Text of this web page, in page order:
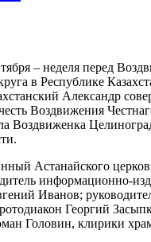
– неделя перед
в Республике
Александр
Воздвижения
Воздвиженка
Астанайского
информационно-
Иванов;
Георгий
Головин, клирики